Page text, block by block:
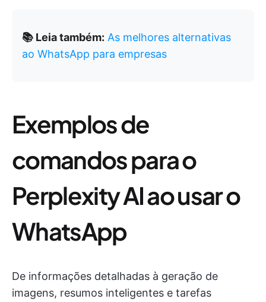
📚 Leia também: As melhores alternativas
ao WhatsApp para empresas
Exemplos de
comandos para o
Perplexity AI ao usar o
WhatsApp
De informações detalhadas à geração de
imagens, resumos inteligentes e tarefas